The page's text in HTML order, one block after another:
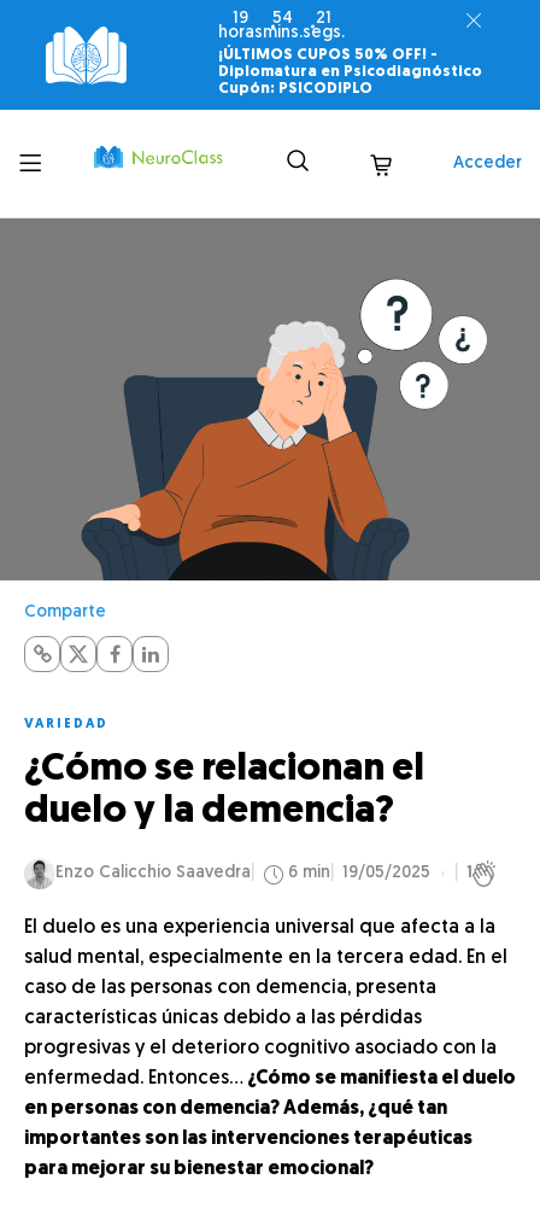
19
horas
54
mins.
20
segs.
¡ÚLTIMOS CUPOS 50% OFF! -
Diplomatura en Psicodiagnóstico
Cupón: PSICODIPLO
Toggle
menu
Acceder
Comparte
VARIEDAD
¿Cómo se relacionan el
duelo y la demencia?
Enzo Calicchio Saavedra 6 min 19/05/2025 1
El duelo es una experiencia universal que afecta a la
salud mental, especialmente en la tercera edad. En el
caso de las personas con demencia, presenta
características únicas debido a las pérdidas
progresivas y el deterioro cognitivo asociado con la
enfermedad. Entonces… ¿Cómo se manifiesta el duelo
en personas con demencia? Además, ¿qué tan
importantes son las intervenciones terapéuticas
para mejorar su bienestar emocional?